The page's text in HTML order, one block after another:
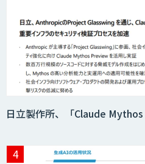
日立製作所、「Claude